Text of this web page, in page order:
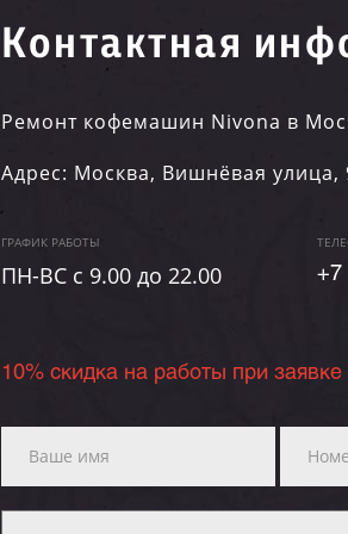
Контактная
Ремонт кофемашин Nivona в
Адрес: Москва, Вишнёвая улица,
ГРАФИК РАБОТЫ
ПН-ВC c 9.00 до 22.00 +7
10% скидка на работы при заявке